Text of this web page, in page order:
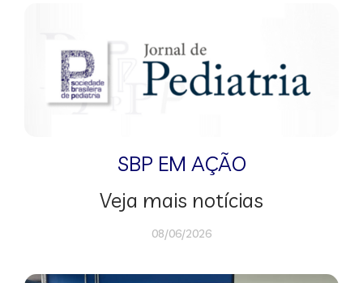
SBP EM AÇÃO
Veja mais notícias
08/06/2026